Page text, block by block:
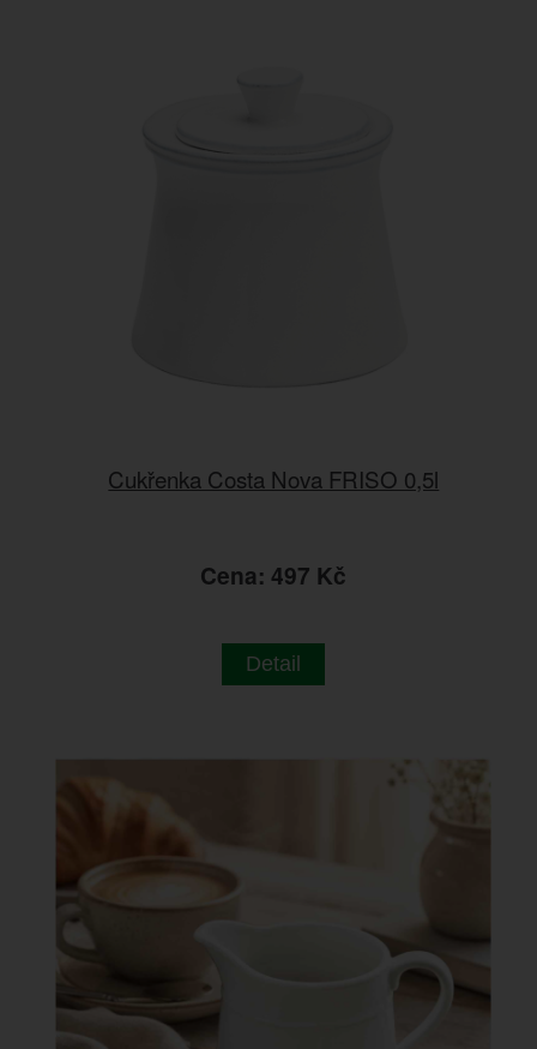
Cukřenka Costa Nova FRISO 0,5l
Cena: 497 Kč
Detail